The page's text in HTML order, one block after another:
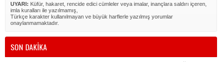
UYARI: Küfür, hakaret, rencide edici cümleler veya imalar, inançlara saldırı içeren,
imla kuralları ile yazılmamış,
Türkçe karakter kullanılmayan ve büyük harflerle yazılmış yorumlar
onaylanmamaktadır.
SON DAKİKA